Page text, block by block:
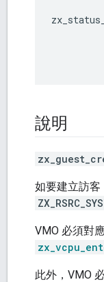
說明
如要建立訪客
VMO 必須對
此外，VMO